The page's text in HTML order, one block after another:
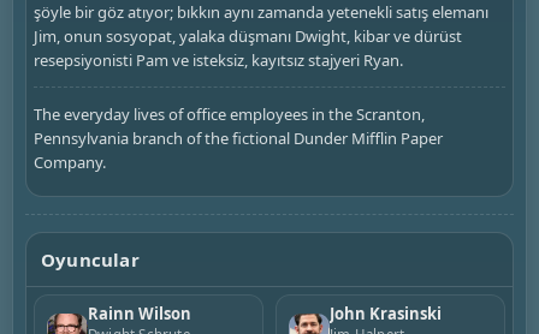
şöyle bir göz atıyor; bıkkın aynı zamanda yetenekli satış elemanı
Jim, onun sosyopat, yalaka düşmanı Dwight, kibar ve dürüst
resepsiyonisti Pam ve isteksiz, kayıtsız stajyeri Ryan.
The everyday lives of office employees in the Scranton,
Pennsylvania branch of the fictional Dunder Mifflin Paper
Company.
Oyuncular
Rainn Wilson John Krasinski